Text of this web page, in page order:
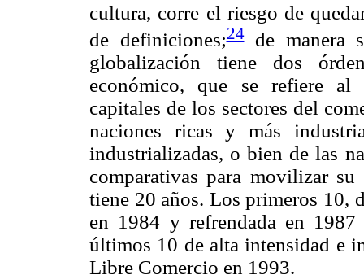
cultura, corre el riesgo de
de definiciones;24de manera
globalización tiene dos
económico, que se refiere al
capitales de los sectores del
naciones ricas y más
industrializadas, o bien de las
comparativas para movilizar
tiene 20 años. Los primeros 10,
en 1984 y refrendada en
últimos 10 de alta intensidad e
Libre Comercio en 1993.